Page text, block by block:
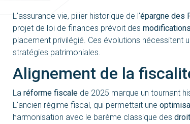
L'assurance vie, pilier historique de l'épargne des
projet de loi de finances prévoit des
placement privilégié. Ces évolutions nécessitent
stratégies patrimoniales.
Alignement de la
La réforme fiscale de 2025 marque un tournant
L'ancien régime fiscal, qui permettait une
harmonisation avec le barème classique des